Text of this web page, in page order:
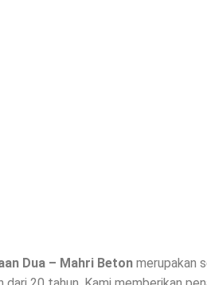
Dua – Mahri Beton merupakan